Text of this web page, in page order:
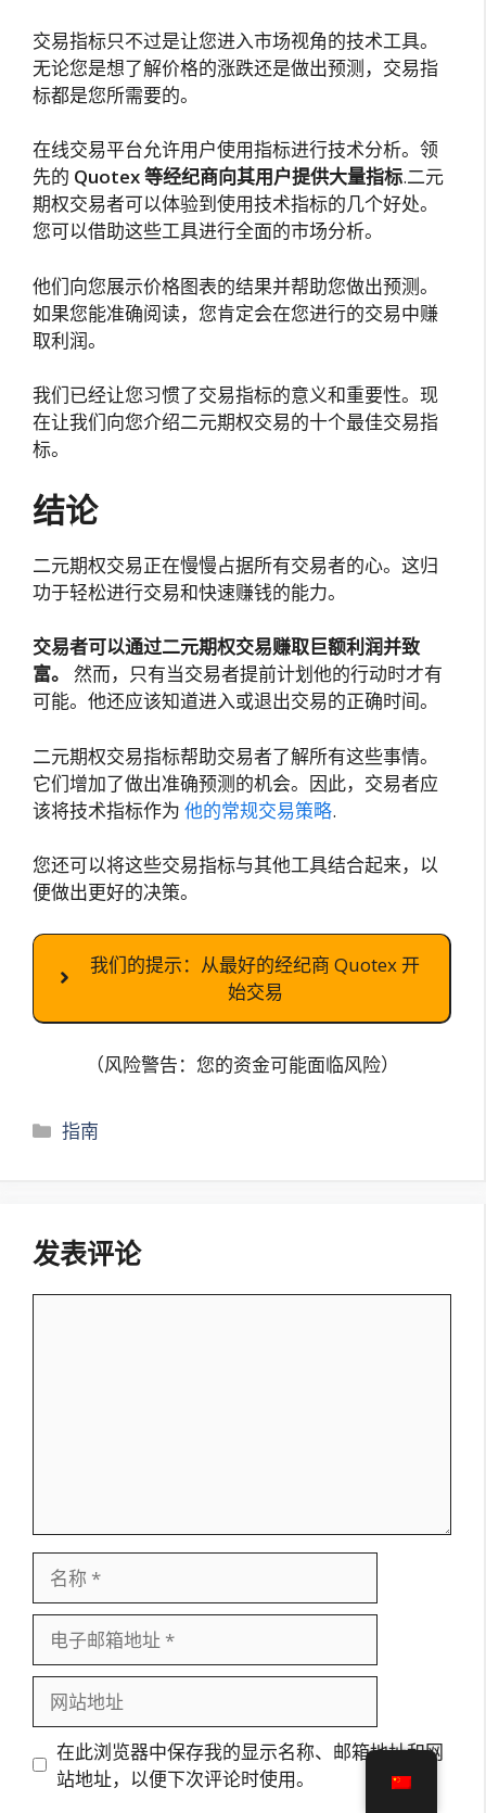
交易指标只不过是让您进入市场视角的技术工具。
无论您是想了解价格的涨跌还是做出预测，交易指
标都是您所需要的。
在线交易平台允许用户使用指标进行技术分析。领
先的 Quotex 等经纪商向其用户提供大量指标.二元
期权交易者可以体验到使用技术指标的几个好处。
您可以借助这些工具进行全面的市场分析。
他们向您展示价格图表的结果并帮助您做出预测。
如果您能准确阅读，您肯定会在您进行的交易中赚
取利润。
我们已经让您习惯了交易指标的意义和重要性。现
在让我们向您介绍二元期权交易的十个最佳交易指
标。
结论
二元期权交易正在慢慢占据所有交易者的心。这归
功于轻松进行交易和快速赚钱的能力。
交易者可以通过二元期权交易赚取巨额利润并致
富。 然而，只有当交易者提前计划他的行动时才有
可能。他还应该知道进入或退出交易的正确时间。
二元期权交易指标帮助交易者了解所有这些事情。
它们增加了做出准确预测的机会。因此，交易者应
该将技术指标作为 他的常规交易策略.
您还可以将这些交易指标与其他工具结合起来，以
便做出更好的决策。
我们的提示：从最好的经纪商 Quotex 开
始交易
（风险警告：您的资金可能面临风险）
分
指南
发表评论
邮
地
址
址
在此浏览器中保存我的显示名称、邮箱地址和网
站地址，以便下次评论时使用。